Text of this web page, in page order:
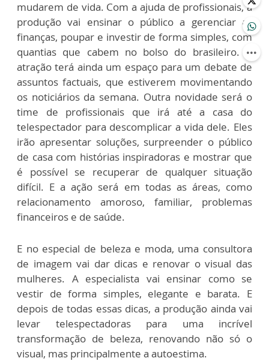
mudarem de vida. Com a ajuda de profissionais, a
produção vai ensinar o público a gerenciar as
finanças, poupar e investir de forma simples, com
quantias que cabem no bolso do brasileiro. A
atração terá ainda um espaço para um debate de
assuntos factuais, que estiverem movimentando
os noticiários da semana. Outra novidade será o
time de profissionais que irá até a casa do
telespectador para descomplicar a vida dele. Eles
irão apresentar soluções, surpreender o público
de casa com histórias inspiradoras e mostrar que
é possível se recuperar de qualquer situação
difícil. E a ação será em todas as áreas, como
relacionamento amoroso, familiar, problemas
financeiros e de saúde.
E no especial de beleza e moda, uma consultora
de imagem vai dar dicas e renovar o visual das
mulheres. A especialista vai ensinar como se
vestir de forma simples, elegante e barata. E
depois de todas essas dicas, a produção ainda vai
levar telespectadoras para uma incrível
transformação de beleza, renovando não só o
visual, mas principalmente a autoestima.